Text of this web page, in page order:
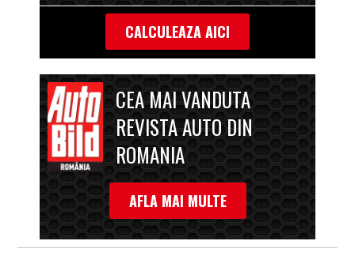
CALCULEAZA AICI
CEA MAI VANDUTA
REVISTA AUTO DIN
ROMANIA
AFLA MAI MULTE